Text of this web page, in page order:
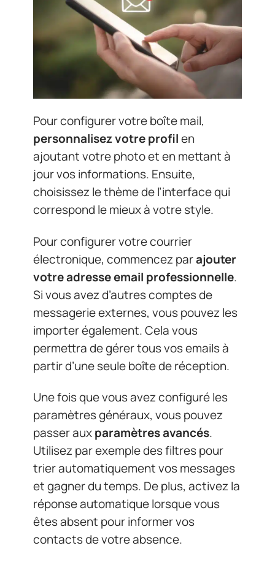
Pour configurer votre boîte mail,
personnalisez votre profilen
ajoutant votre photo et en mettant à
jour vos informations. Ensuite,
choisissez le thème de l’interface qui
correspond le mieux à votre style.
Pour configurer votre courrier
électronique, commencez parajouter
votre adresse email professionnelle.
Si vous avez d’autres comptes de
messagerie externes, vous pouvez les
importer également. Cela vous
permettra de gérer tous vos emails à
partir d’une seule boîte de réception.
Une fois que vous avez configuré les
paramètres généraux, vous pouvez
passer auxparamètres avancés.
Utilisez par exemple des filtres pour
trier automatiquement vos messages
et gagner du temps. De plus, activez la
réponse automatique lorsque vous
êtes absent pour informer vos
contacts de votre absence.